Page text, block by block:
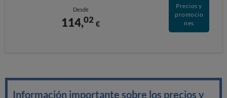
Desde
114,02 €
Precios y
promocio
nes
Información importante sobre los precios y